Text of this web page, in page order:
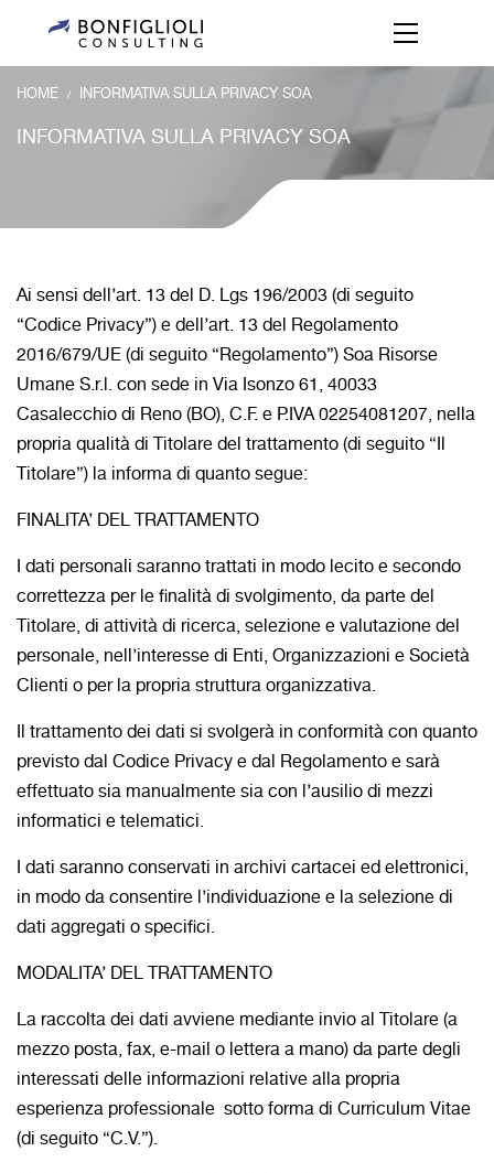
HOME / INFORMATIVA SULLA PRIVACY SOA
INFORMATIVA SULLA PRIVACY SOA
Ai sensi dell’art. 13 del D. Lgs 196/2003 (di seguito
“Codice Privacy”) e dell’art. 13 del Regolamento
2016/679/UE (di seguito “Regolamento”) Soa Risorse
Umane S.r.l. con sede in Via Isonzo 61, 40033
Casalecchio di Reno (BO), C.F. e P.IVA 02254081207, nella
propria qualità di Titolare del trattamento (di seguito “Il
Titolare”) la informa di quanto segue:
FINALITA’ DEL TRATTAMENTO
I dati personali saranno trattati in modo lecito e secondo
correttezza per le finalità di svolgimento, da parte del
Titolare, di attività di ricerca, selezione e valutazione del
personale, nell’interesse di Enti, Organizzazioni e Società
Clienti o per la propria struttura organizzativa.
Il trattamento dei dati si svolgerà in conformità con quanto
previsto dal Codice Privacy e dal Regolamento e sarà
effettuato sia manualmente sia con l’ausilio di mezzi
informatici e telematici.
I dati saranno conservati in archivi cartacei ed elettronici,
in modo da consentire l’individuazione e la selezione di
dati aggregati o specifici.
MODALITA’ DEL TRATTAMENTO
La raccolta dei dati avviene mediante invio al Titolare (a
mezzo posta, fax, e-mail o lettera a mano) da parte degli
interessati delle informazioni relative alla propria
esperienza professionale sotto forma di Curriculum Vitae
(di seguito “C.V.”).